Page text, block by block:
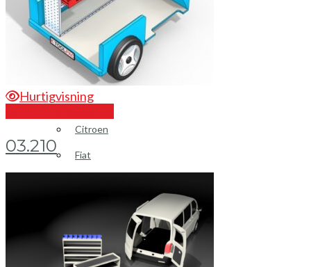
Login / Register
Citroen
Fiat
Mercedes
Mitsubishi
Hurtigvisning
03.210